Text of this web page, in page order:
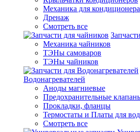
Механика для кондиционера
Дренаж
Смотреть все
Механика чайников
ТЭНы самоваров
ТЭНы чайников
Водонагревателей
Аноды магниевые
Предохранительные
Прокладки, фланцы
Термостаты и Платы для
Смотреть все